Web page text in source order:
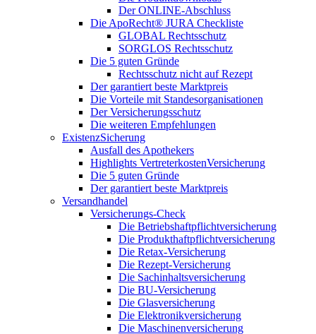
Der ONLINE-Abschluss
Die ApoRecht® JURA Checkliste
GLOBAL Rechtsschutz
SORGLOS Rechtsschutz
Die 5 guten Gründe
Rechtsschutz nicht auf Rezept
Der garantiert beste Marktpreis
Die Vorteile mit Standesorganisationen
Der Versicherungsschutz
Die weiteren Empfehlungen
ExistenzSicherung
Ausfall des Apothekers
Highlights VertreterkostenVersicherung
Die 5 guten Gründe
Der garantiert beste Marktpreis
Versandhandel
Versicherungs-Check
Die Betriebshaftpflichtversicherung
Die Produkthaftpflichtversicherung
Die Retax-Versicherung
Die Rezept-Versicherung
Die Sachinhaltsversicherung
Die BU-Versicherung
Die Glasversicherung
Die Elektronikversicherung
Die Maschinenversicherung